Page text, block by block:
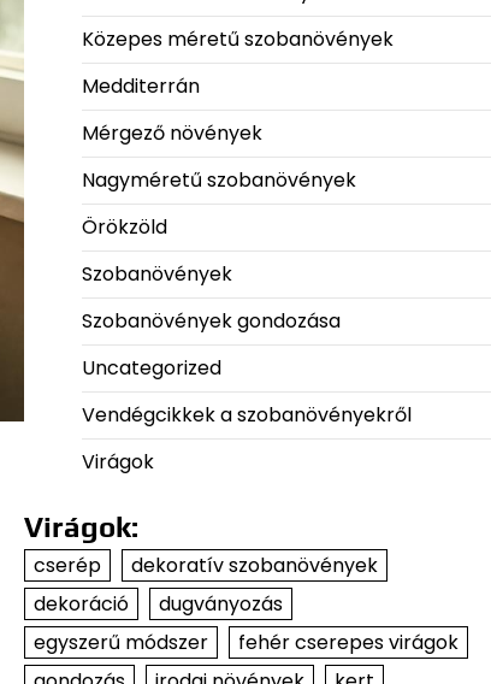
Közepes méretű szobanövények
Medditerrán
Mérgező növények
Nagyméretű szobanövények
Örökzöld
Szobanövények
Szobanövények gondozása
Uncategorized
Vendégcikkek a szobanövényekről
Virágok
Virágok:
cserép
dekoratív szobanövények
dekoráció
dugványozás
egyszerű módszer
fehér cserepes virágok